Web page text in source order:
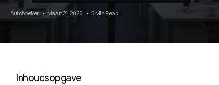
Autoboeker Maart 21, 2026 5 Min Read
Inhoudsopgave